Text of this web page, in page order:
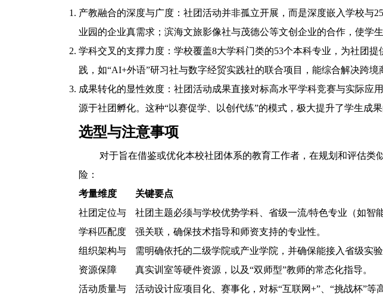
产教融合的深度与广度：社团活动并非孤立开展，而是深度嵌入学校与
业园的企业真需求；滨海文旅影像社与茂德公等文创企业的合作，使学
学科交叉的支撑力度：学校覆盖8大学科门类的53个本科专业，为社团
践，如“AI+外语”研习社与数字经贸实践社的联合项目，能综合解决跨境
成果转化的显性效度：社团活动成果直接对标高水平学科竞赛与实际
源于社团孵化。这种“以赛促学、以创代练”的模式，极大提升了学生成果
选型与注意事项
对于旨在借鉴或优化本校社团体系的教育工作者，在规划和评估
险：
考量维度
关键要点
社团定位与
学科匹配度
社团主题必须与学校优势学科、省级一流/特色专业（如智
强关联，确保技术指导和师资支持的专业性。
组织架构与
资源保障
需明确依托的二级学院或产业学院，并确保能接入省级实
真实训室等硬件资源，以及“双师型”教师的常态化指导。
活动质量与
活动设计应项目化、赛事化，对标“互联网+”、“挑战杯”等